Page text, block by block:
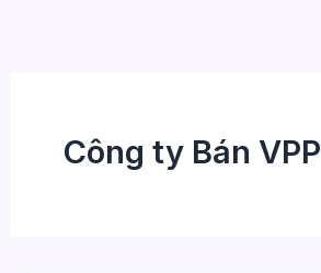
Công ty Bán VPP